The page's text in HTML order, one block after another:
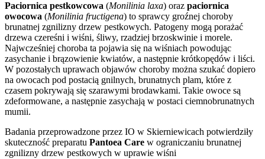
Paciornica pestkowcowa (Monilinia laxa) oraz paciornica
owocowa (Monilinia fructigena) to sprawcy groźnej choroby
brunatnej zgnilizny drzew pestkowych. Patogeny mogą porażać
drzewa czereśni i wiśni, śliwy, rzadziej brzoskwinie i morele.
Najwcześniej choroba ta pojawia się na wiśniach powodując
zasychanie i brązowienie kwiatów, a następnie krótkopędów i liści.
W pozostałych uprawach objawów choroby można szukać dopiero
na owocach pod postacią gnilnych, brunatnych plam, które z
czasem pokrywają się szarawymi brodawkami. Takie owoce są
zdeformowane, a następnie zasychają w postaci ciemnobrunatnych
mumii.
Badania przeprowadzone przez IO w Skierniewicach potwierdziły
skuteczność preparatu Pantoea Care w ograniczaniu brunatnej
zgnilizny drzew pestkowych w uprawie wiśni